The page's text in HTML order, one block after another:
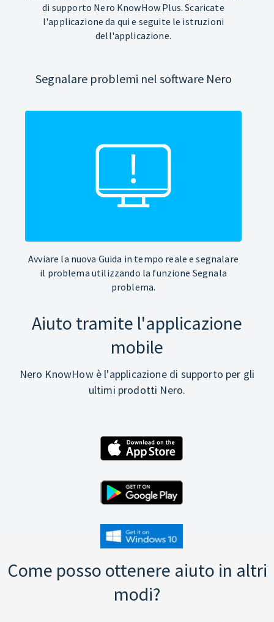
di supporto Nero KnowHow Plus. Scaricate
l'applicazione da qui e seguite le istruzioni
dell'applicazione.
Segnalare problemi nel software Nero
Avviare la nuova Guida in tempo reale e segnalare
il problema utilizzando la funzione Segnala
problema.
Aiuto tramite l'applicazione
mobile
Nero KnowHow è l'applicazione di supporto per gli
ultimi prodotti Nero.
Come posso ottenere aiuto in altri
modi?